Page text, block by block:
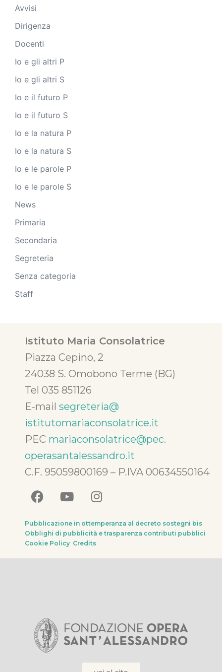
Avvisi
Dirigenza
Docenti
Io e gli altri P
Io e gli altri S
Io e il futuro P
Io e il futuro S
Io e la natura P
Io e la natura S
Io e le parole P
Io e le parole S
News
Primaria
Secondaria
Segreteria
Senza categoria
Staff
Istituto Maria Consolatrice
Piazza Cepino, 2
24038 S. Omobono Terme (BG)
Tel 035 851126
E-mail segreteria@
istitutomariaconsolatrice.it
PEC mariaconsolatrice@pec.
operasantalessandro.it
C.F. 95059800169 – P.IVA 00634550164
Pubblicazione in ottemperanza al decreto sostegni bis
Obblighi di pubblicità e trasparenza contributi pubblici
Cookie Policy Credits